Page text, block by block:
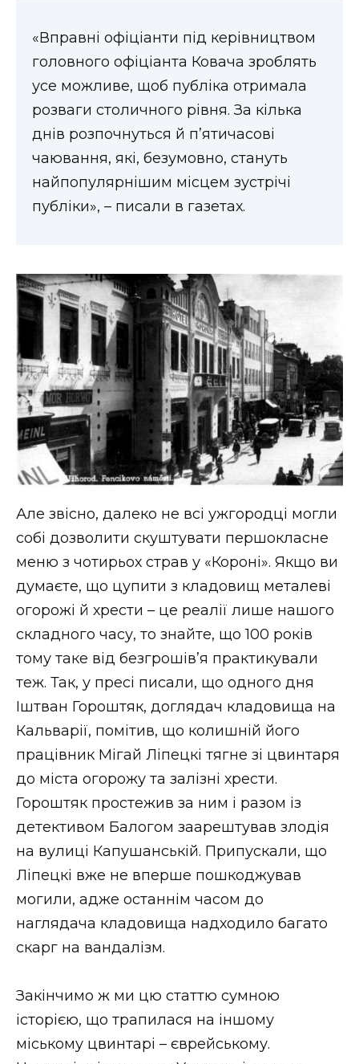
«Вправні офіціанти під керівництвом
головного офіціанта Ковача зроблять
усе можливе, щоб публіка отримала
розваги столичного рівня. За кілька
днів розпочнуться й п’ятичасові
чаювання, які, безумовно, стануть
найпопулярнішим місцем зустрічі
публіки», – писали в газетах.
Але звісно, далеко не всі ужгородці могли
собі дозволити скуштувати першокласне
меню з чотирьох страв у «Короні». Якщо ви
думаєте, що цупити з кладовищ металеві
огорожі й хрести – це реалії лише нашого
складного часу, то знайте, що 100 років
тому таке від безгрошів’я практикували
теж. Так, у пресі писали, що одного дня
Іштван Гороштяк, доглядач кладовища на
Кальварії, помітив, що колишній його
працівник Мігай Ліпецкі тягне зі цвинтаря
до міста огорожу та залізні хрести.
Гороштяк простежив за ним і разом із
детективом Балогом заарештував злодія
на вулиці Капушанській. Припускали, що
Ліпецкі вже не вперше пошкоджував
могили, адже останнім часом до
наглядача кладовища надходило багато
скарг на вандалізм.
Закінчимо ж ми цю статтю сумною
історією, що трапилася на іншому
міському цвинтарі – єврейському.